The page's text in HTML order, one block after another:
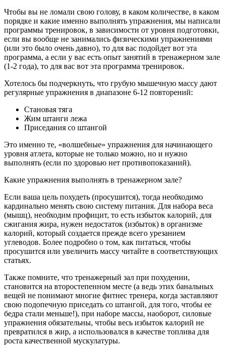
Чтобы вы не ломали свою голову, в каком количестве, в каком
порядке и какие именно выполнять упражнения, мы написали
программы тренировок, в зависимости от уровня подготовки,
если вы вообще не занимались физическими упражнениями
(или это было очень давно), то для вас подойдет вот эта
программа, а если у вас есть опыт занятий в тренажерном зале
(1-2 года), то для вас вот эта программа тренировок.
Хотелось бы подчеркнуть, что грубую мышечную массу дают
регулярные упражнения в диапазоне 6-12 повторений:
Становая тяга
Жим штанги лежа
Приседания со штангой
Это именно те, «волшебные» упражнения для начинающего
уровня атлета, которые не только можно, но и нужно
выполнять (если по здоровью нет противопоказаний).
Какие упражнения выполнять в тренажерном зале?
Если ваша цель похудеть (просушится), тогда необходимо
кардинально менять свою систему питания. Для набора веса
(мышц), необходим профицит, то есть избыток калорий, для
сжигания жира, нужен недостаток (избыток) в организме
калорий, который создается прежде всего урезанием
углеводов. Более подробно о том, как питаться, чтобы
просушится или увеличить массу читайте в соответствующих
статьях.
Также помните, что тренажерный зал при похудении,
становится на второстепенном месте (а ведь этих банальных
вещей не понимают многие фитнес тренера, когда заставляют
свою подопечную приседать со штангой, для того, чтобы ее
бедра стали меньше!), при наборе массы, наоборот, силовые
упражнения обязательны, чтобы весь избыток калорий не
превратился в жир, а использовался в качестве топлива для
роста качественной мускулатуры.